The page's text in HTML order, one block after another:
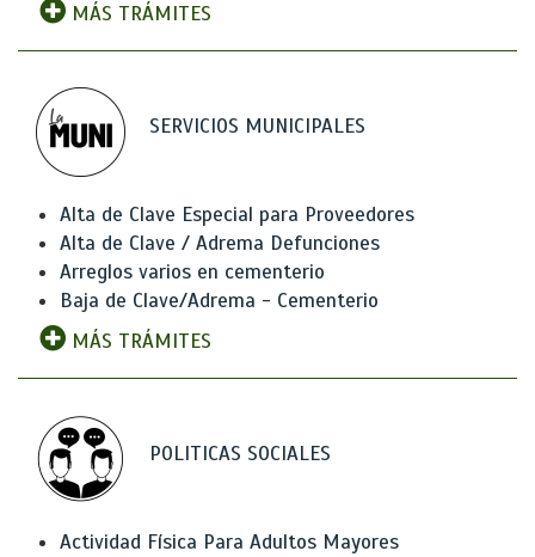
MÁS TRÁMITES
SERVICIOS MUNICIPALES
Alta de Clave Especial para Proveedores
Alta de Clave / Adrema Defunciones
Arreglos varios en cementerio
Baja de Clave/Adrema - Cementerio
MÁS TRÁMITES
POLITICAS SOCIALES
Actividad Física Para Adultos Mayores